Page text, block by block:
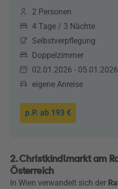
2 Personen
4 Tage / 3 Nächte
Selbstverpflegung
Doppelzimmer
02.01.2026 - 05.01.2026
eigene Anreise
p.P. ab 193 €
2. Christkindlmarkt am
Österreich
In Wien verwandelt sich der